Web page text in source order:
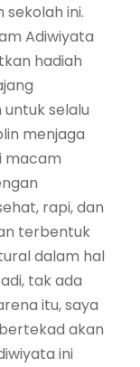
sekolah ini.
Adiwiyata
hadiah
selalu
menjaga
macam
rapi, dan
terbentuk
dalam hal
tak ada
itu, saya
akan
ini